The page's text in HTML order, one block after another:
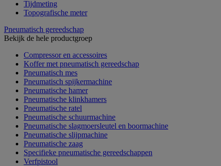
Tijdmeting
Topografische meter
Pneumatisch gereedschap
Bekijk de hele productgroep
Compressor en accessoires
Koffer met pneumatisch gereedschap
Pneumatisch mes
Pneumatisch spijkermachine
Pneumatische hamer
Pneumatische klinkhamers
Pneumatische ratel
Pneumatische schuurmachine
Pneumatische slagmoersleutel en boormachine
Pneumatische slijpmachine
Pneumatische zaag
Specifieke pneumatische gereedschappen
Verfpistool